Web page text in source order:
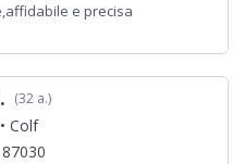
e precisa
(32 a.)
Colf